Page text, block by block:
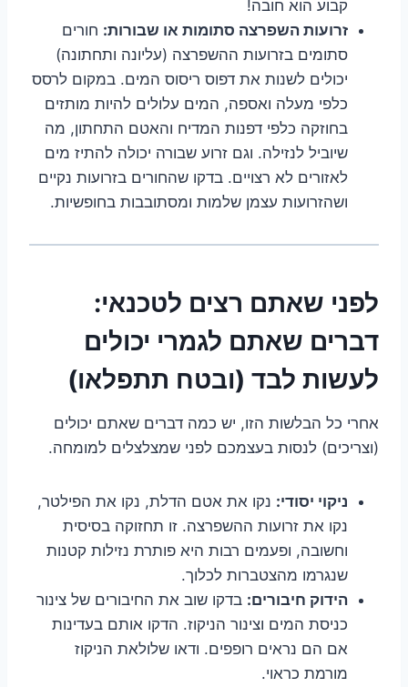
קבוע הוא חובה!
זרועות השפרצה סתומות או שבורות: חורים
סתומים בזרועות ההשפרצה (עליונה ותחתונה)
יכולים לשנות את דפוס ריסוס המים. במקום לרסס
כלפי מעלה ואספה, המים עלולים להיות מותזים
בחוזקה כלפי דפנות המדיח והאטם התחתון, מה
שיוביל לנזילה. וגם זרוע שבורה יכולה להתיז מים
לאזורים לא רצויים. בדקו שהחורים בזרועות נקיים
ושהזרועות עצמן שלמות ומסתובבות בחופשיות.
לפני שאתם רצים לטכנאי:
דברים שאתם לגמרי יכולים
לעשות לבד (ובטח תתפלאו)
אחרי כל הבלשות הזו, יש כמה דברים שאתם יכולים
(וצריכים) לנסות בעצמכם לפני שמצלצלים למומחה.
ניקוי יסודי: נקו את אטם הדלת, נקו את הפילטר,
נקו את זרועות ההשפרצה. זו תחזוקה בסיסית
וחשובה, ופעמים רבות היא פותרת נזילות קטנות
שנגרמו מהצטברות לכלוך.
הידוק חיבורים: בדקו שוב את החיבורים של צינור
כניסת המים וצינור הניקוז. הדקו אותם בעדינות
אם הם נראים רופפים. ודאו שלולאת הניקוז
מורמת כראוי.